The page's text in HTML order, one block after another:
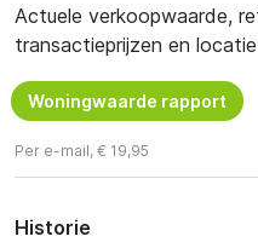
Actuele verkoopwaarde,
transactieprijzen en locatie
Woningwaarde rapport
Per e-mail, € 19,95
Historie